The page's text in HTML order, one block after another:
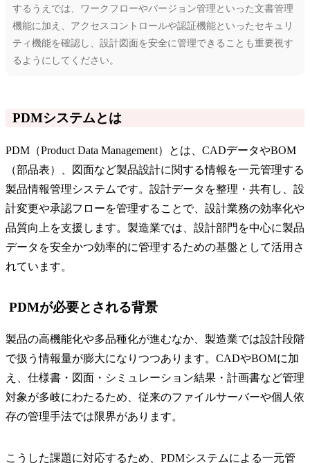
するうえでは、ワークフローやバージョン管理といった文書管理
機能に加え、アクセスコントロールや認証機能といったセキュリ
ティ機能を確認し、設計図面を安全に管理できることも重要視す
るようにしてください。
PDMシステムとは
PDM（Product Data Management）とは、CADデータやBOM
（部品表）、図面など製品設計に関する情報を一元管理する
製品情報管理システムです。設計データを整理・共有し、設
計変更や承認フローを管理することで、設計業務の効率化や
品質向上を支援します。製造業では、設計部門を中心に製品
データを安全かつ効率的に管理するための基盤として活用さ
れています。
PDMが必要とされる背景
製品の高機能化や多品種化が進むなか、製造業では設計段階
で扱う情報量が膨大になりつつあります。CADやBOMに加
え、仕様書・図面・シミュレーション結果・計画書など管理
対象が多岐にわたるため、従来のファイルサーバーや個人依
存の管理手法では限界があります。
こうした課題に対応するため、PDMシステムによる一元管